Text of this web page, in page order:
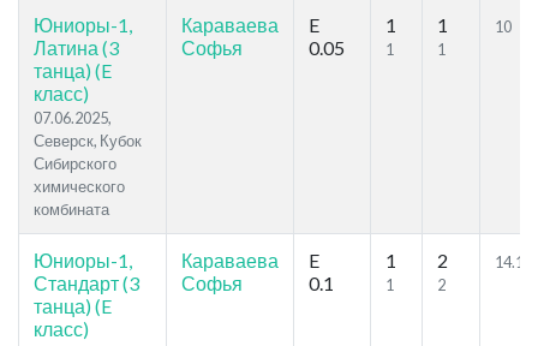
Юниоры-1,
Латина (3
танца) (E
класс)
07.06.2025,
Северск, Кубок
Сибирского
химического
комбината
Караваева
Софья
E
0.05
1
1
1
1
10
Юниоры-1,
Стандарт (3
танца) (E
класс)
Караваева
Софья
E
0.1
1
1
2
2
14.14